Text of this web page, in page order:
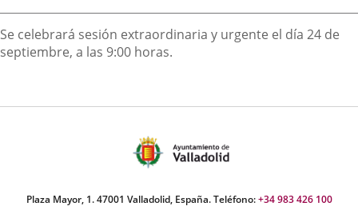
Descripción
Se celebrará sesión extraordinaria y urgente el día 24 de
septiembre, a las 9:00 horas.
Plaza Mayor, 1. 47001 Valladolid, España. Teléfono:+34 983 426 100